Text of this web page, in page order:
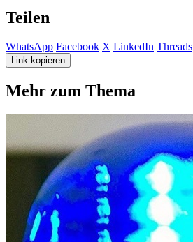
Teilen
WhatsApp Facebook X LinkedIn Threads
Link kopieren
Mehr zum Thema